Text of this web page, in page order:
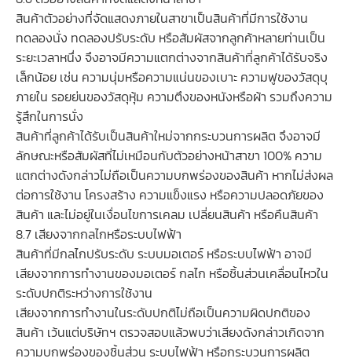
สินค้าตัวอย่างที่จัดแสดงภายในสาขาเป็นสินค้าที่มีการใช้งาน
ทดลองนั่ง ทดลองปรับระดับ หรือสัมผัสจากลูกค้าหลายท่านเป็น
ระยะเวลาหนึ่ง จึงอาจมีความแตกต่างจากสินค้าที่ลูกค้าได้รับจริง
เล็กน้อย เช่น ความนุ่มหรือความแน่นของเบาะ ความฟูของวัสดุบุ
ภายใน รอยย่นของวัสดุหุ้ม ความตึงของหนังหรือผ้า รวมถึงความ
รู้สึกในการนั่ง
สินค้าที่ลูกค้าได้รับเป็นสินค้าใหม่จากกระบวนการผลิต จึงอาจมี
ลักษณะหรือสัมผัสที่ไม่เหมือนกับตัวอย่างหน้าสาขา 100% ความ
แตกต่างดังกล่าวไม่ถือเป็นความบกพร่องของสินค้า หากไม่ส่งผล
ต่อการใช้งาน โครงสร้าง ความแข็งแรง หรือความปลอดภัยของ
สินค้า และไม่อยู่ในเงื่อนไขการเคลม เปลี่ยนสินค้า หรือคืนสินค้า
8.7 เสียงจากกลไกหรือระบบไฟฟ้า
สินค้าที่มีกลไกปรับระดับ ระบบมอเตอร์ หรือระบบไฟฟ้า อาจมี
เสียงจากการทำงานของมอเตอร์ กลไก หรือชิ้นส่วนเคลื่อนไหวใน
ระดับปกติระหว่างการใช้งาน
เสียงจากการทำงานในระดับปกติไม่ถือเป็นความผิดปกติของ
สินค้า เว้นแต่บริษัทฯ ตรวจสอบแล้วพบว่าเสียงดังกล่าวเกิดจาก
ความบกพร่องของชิ้นส่วน ระบบไฟฟ้า หรือกระบวนการผลิต